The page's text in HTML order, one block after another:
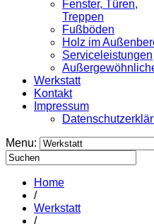
Fenster, Türen,
Treppen
Fußböden
Holz im
Serviceleistungen
Werkstatt
Kontakt
Impressum
Menu:
Home
/
Werkstatt
/